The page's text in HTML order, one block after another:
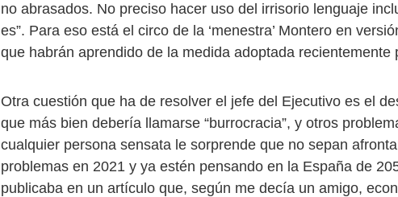
no abrasados. No preciso hacer uso del irrisorio lenguaje
es”. Para eso está el circo de la ‘menestra’ Montero en
que habrán aprendido de la medida adoptada recientemente
Otra cuestión que ha de resolver el jefe del Ejecutivo es el
que más bien debería llamarse “burrocracia”, y otros
cualquier persona sensata le sorprende que no sepan
problemas en 2021 y ya estén pensando en la España de
publicaba en un artículo que, según me decía un amigo,